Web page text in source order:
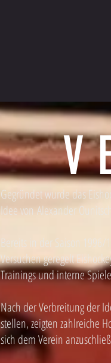
Gegründet wurde das
Idee von Alexander
Bereits in der Saison 1996/
Versuchen geregelt
Trainings und interne
Nach der Verbreitung der
stellen, zeigten zahlreiche
sich dem Verein